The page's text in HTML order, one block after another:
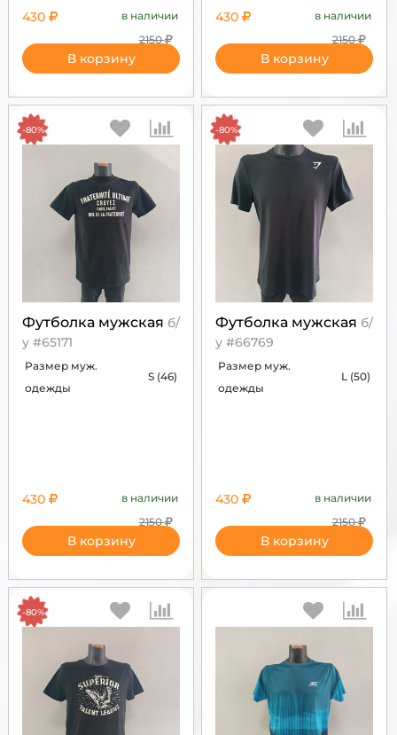
430
в наличии
2150
В корзину
430
в наличии
2150
В корзину
Футболка мужская б/
у #65171
Размер муж.
одежды
S (46)
-80%
430
в наличии
2150
В корзину
Футболка мужская б/
у #66769
Размер муж.
одежды
L (50)
-80%
430
в наличии
2150
В корзину
-80%